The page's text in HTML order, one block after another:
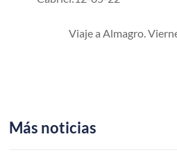
Viaje a Almagro.
Más noticias